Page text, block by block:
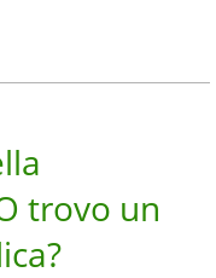
trovo un